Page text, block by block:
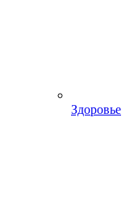
Здоровье